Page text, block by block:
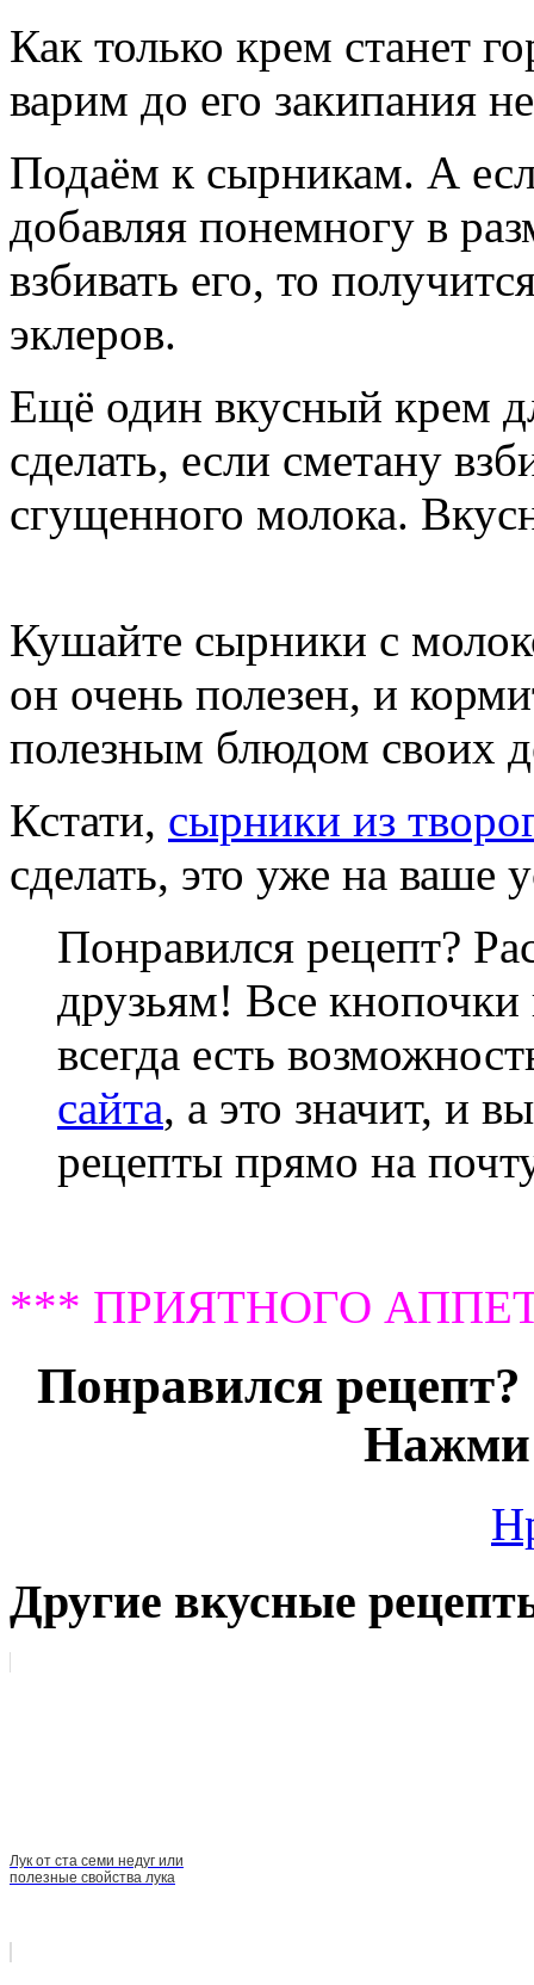
Как только крем станет
варим до его закипания
Подаём к сырникам. А
добавляя понемногу в
взбивать его, то
эклеров.
Ещё один вкусный крем
сделать, если сметану
сгущенного молока.
Кушайте сырники с
он очень полезен, и
полезным блюдом своих
Кстати, сырники из
сделать, это уже на ваше
Понравился рецепт?
друзьям! Все кнопочки
всегда есть
сайта, а это значит, и
рецепты прямо на
*** ПРИЯТНОГО
Понравился
Нажми
Другие вкусные
Лук от ста семи недуг или
полезные свойства лука